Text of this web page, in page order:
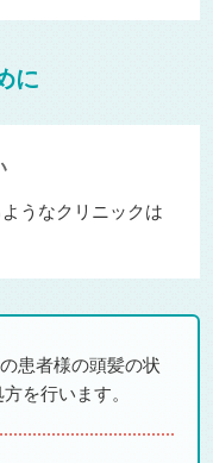
に
うなクリニックは
患者様の頭髪の状
を行います。